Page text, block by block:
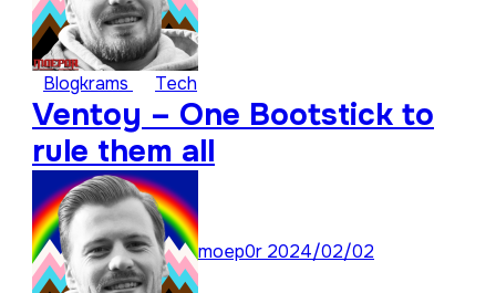
Blogkrams Tech
Ventoy – One Bootstick to
rule them all
moep0r 2024/02/02